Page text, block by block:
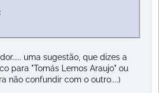
uma sugestão, que dizes a
para "Tomás Lemos Araujo" ou
não confundir com o outro....)